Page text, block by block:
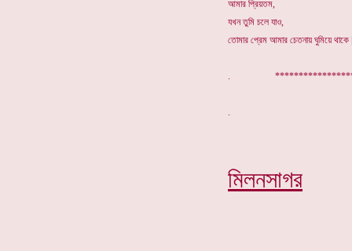
আমার প্রিয়তম,
যখন তুমি চলে যাও,
তোমার প্রেম আমার চেতনায় ঘুমিয়ে থাকে |
.
মিলনসাগর